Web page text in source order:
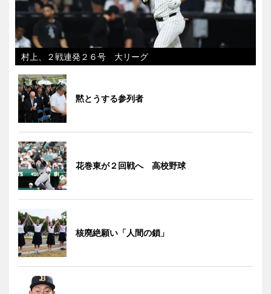
村上、２戦連発２６号 大リーグ
黙とうする参列者
花巻東が２回戦へ 高校野球
核廃絶願い「人間の鎖」